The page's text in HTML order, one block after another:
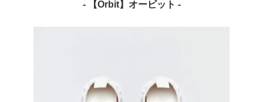
- 【Orbit】オービット -